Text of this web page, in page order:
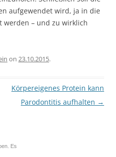
aufgewendet wird, ja in die
werden – und zu wirklich
on 23.10.2015.
Körpereigenes Protein kann
Parodontitis aufhalten →
Es